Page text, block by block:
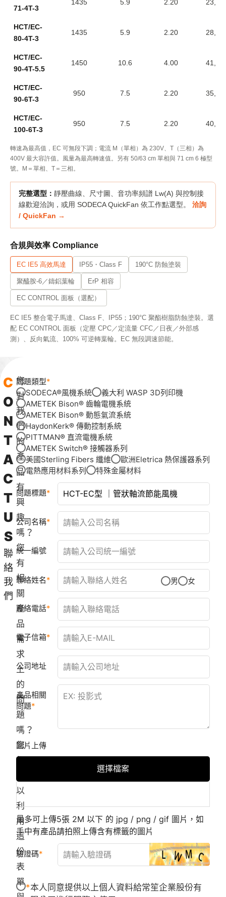
71-4T-3
1435 5.9 2.20
HCT/EC-
80-4T-3
1435 5.9 2.20
HCT/EC-
90-4T-5.5
1450 10.6 4.00
HCT/EC-
90-6T-3
950 7.5 2.20
HCT/EC-
100-6T-3
950 7.5 2.20
轉速為最高值，EC 可無段下調；電流 M（單相）為 230V、T（三相）為
400V 最大容許值。風量為最高轉速值。另有 50/63 cm 單相與 71 cm 6 極型
號。M＝單相、T＝三相。
完整選型： 靜壓曲線、尺寸圖、音功率頻譜 Lw(A) 與控制接
線歡迎洽詢，或用 SODECA QuickFan 依工作點選型。 洽詢
/ QuickFan →
合規與效率 Compliance
EC IE5 高效馬達 IP55・Class F 190°C 防蝕塗裝
聚醯胺-6／鑄鋁葉輪 ErP 相容
EC CONTROL 面板（選配）
EC IE5 整合電子馬達、Class F、IP55；190°C 聚酯樹脂防蝕塗裝。選
配 EC CONTROL 面板（定壓 CPC／定流量 CFC／日夜／外部感
測）、反向氣流、100% 可逆轉葉輪。EC 無段調速節能。
C
O
N
T
A
C
T
U
S
聯
絡
我
們
您
對
我
們
的
產
品
有
興
趣
嗎？
您
有
相
關
產
品
需
求
上
的
問
題
嗎？
您
都
以
利
用
這
份
表
單
問題類型
SODECA®風機系統
義大利 WASP 3D列印機
AMETEK Bison® 齒輪電機系統
AMETEK Bison® 動態氣流系統
HaydonKerk® 傳動控制系統
PITTMAN® 直流電機系統
AMETEK Switch® 接觸器系列
美國Sterling Fibers 纖維
歐洲Eletrica 熱保護器系列
電熱應用材料系列
特殊金屬材料
問題標題
公司名稱
統一編號
聯絡姓名 男 女
聯絡電話
電子信箱
公司地址
產品相關
問題
圖片上傳
選擇檔案
最多可上傳5張 2M 以下 的 jpg / png / gif 圖片，如
手中有產品請拍照上傳含有標籤的圖片
驗證碼
本人同意提供以上個人資料給常笙企業股份有